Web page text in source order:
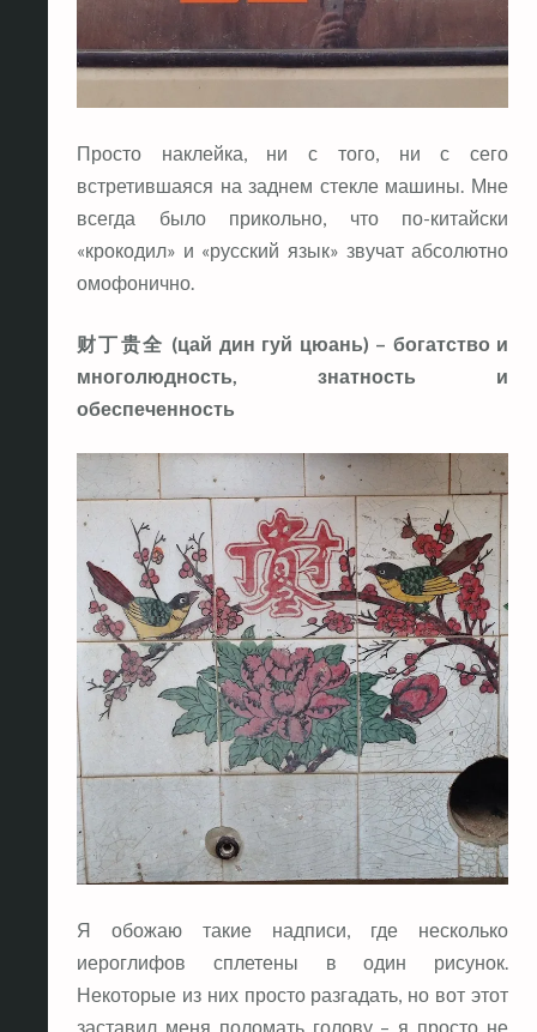
Просто наклейка, ни с того, ни с сего
встретившаяся на заднем стекле машины. Мне
всегда было прикольно, что по-китайски
«крокодил» и «русский язык» звучат абсолютно
омофонично.
财丁贵全 (цай дин гуй цюань) – богатство и
многолюдность, знатность и
обеспеченность
Я обожаю такие надписи, где несколько
иероглифов сплетены в один рисунок.
Некоторые из них просто разгадать, но вот этот
заставил меня поломать голову – я просто не